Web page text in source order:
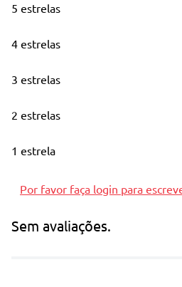
5 estrelas
4 estrelas
3 estrelas
2 estrelas
1 estrela
Por favor faça login para
Sem avaliações.